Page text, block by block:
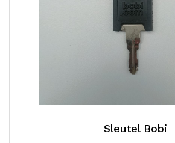
Sleutel Bobi